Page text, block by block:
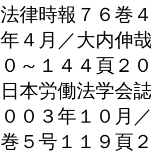
法律時報７６巻
年４月／大内伸
０～１４４頁２
日本労働法学会
００３年１０月
巻５号１１９頁